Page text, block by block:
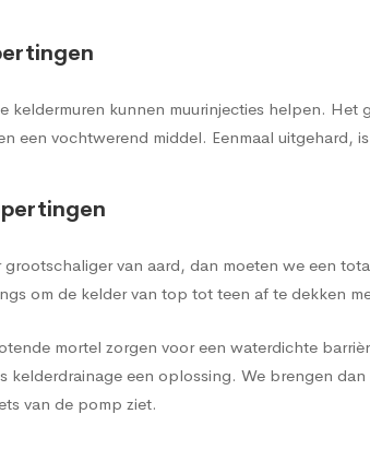
keldermuren kunnen muurinjecties helpen.
een vochtwerend middel. Eenmaal uitgehard,
van aard, dan moeten we een
om de kelder van top tot teen af te dekken
mortel zorgen voor een waterdichte
kelderdrainage een oplossing. We brengen
van de pomp ziet.